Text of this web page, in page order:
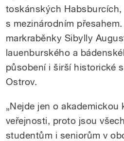
toskánských
s mezinárodním
markraběnky Sibylly
lauenburského a
působení i širší historické
Ostrov.
„Nejde jen o
veřejnosti, proto jsou
studentům i seniorům v